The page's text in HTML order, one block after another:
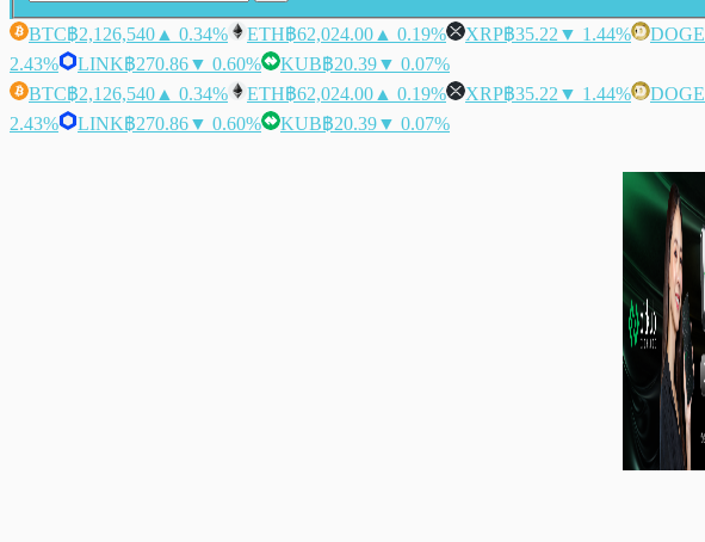
BTC฿2,126,540 ▲ 0.34% ETH฿62,024.00 ▲ 0.19% XRP฿35.22 ▼ 1.44% DOGE
2.43%
LINK฿270.86▼ 0.60% KUB฿20.39▼ 0.07%
BTC฿2,126,540 ▲ 0.34% ETH฿62,024.00 ▲ 0.19% XRP฿35.22 ▼ 1.44% DOGE
2.43%
LINK฿270.86▼ 0.60% KUB฿20.39▼ 0.07%